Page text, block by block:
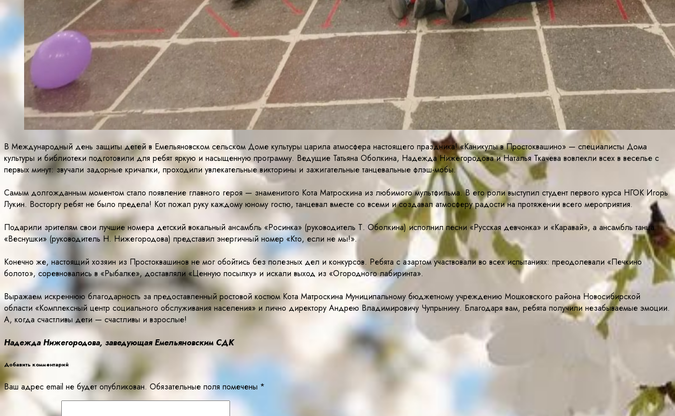
В Международный день защиты детей в Емельяновском сельском Доме культуры царила атмосфера настоящего праздника! «Каникулы в Простоквашино» — специалисты Дома
культуры и библиотеки подготовили для ребят яркую и насыщенную программу. Ведущие Татьяна Оболкина, Надежда Нижегородова и Наталья Ткачева вовлекли всех в веселье с
первых минут: звучали задорные кричалки, проходили увлекательные викторины и зажигательные танцевальные флэш-мобы.
Самым долгожданным моментом стало появление главного героя — знаменитого Кота Матроскина из любимого мультфильма. В его роли выступил студент первого курса НГОК Игорь
Лукин. Восторгу ребят не было предела! Кот пожал руку каждому юному гостю, танцевал вместе со всеми и создавал атмосферу радости на протяжении всего мероприятия.
Подарили зрителям свои лучшие номера детский вокальный ансамбль «Росинка» (руководитель Т. Оболкина) исполнил песни «Русская девчонка» и «Каравай», а ансамбль танца
«Веснушки» (руководитель Н. Нижегородова) представил энергичный номер «Кто, если не мы!».
Конечно же, настоящий хозяин из Простоквашинов не мог обойтись без полезных дел и конкурсов. Ребята с азартом участвовали во всех испытаниях: преодолевали «Печкино
болото», соревновались в «Рыбалке», доставляли «Ценную посылку» и искали выход из «Огородного лабиринта».
Выражаем искреннюю благодарность за предоставленный ростовой костюм Кота Матроскина Муниципальному бюджетному учреждению Мошковского района Новосибирской
области «Комплексный центр социального обслуживания населения» и лично директору Андрею Владимировичу Чупрынину. Благодаря вам, ребята получили незабываемые эмоции.
А, когда счастливы дети — счастливы и взрослые!
Надежда Нижегородова, заведующая Емельяновским СДК
Добавить комментарий
Ваш адрес email не будет опубликован. Обязательные поля помечены *